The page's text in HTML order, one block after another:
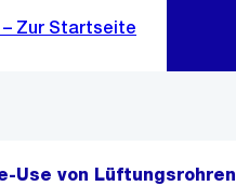
alle Breadcrumbs ein
Use von Lüftungsrohren